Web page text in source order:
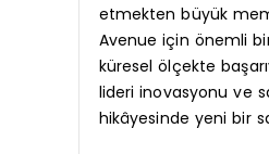
etmekten büyük
Avenue için önemli
küresel ölçekte
lideri inovasyonu ve
hikâyesinde yeni bir